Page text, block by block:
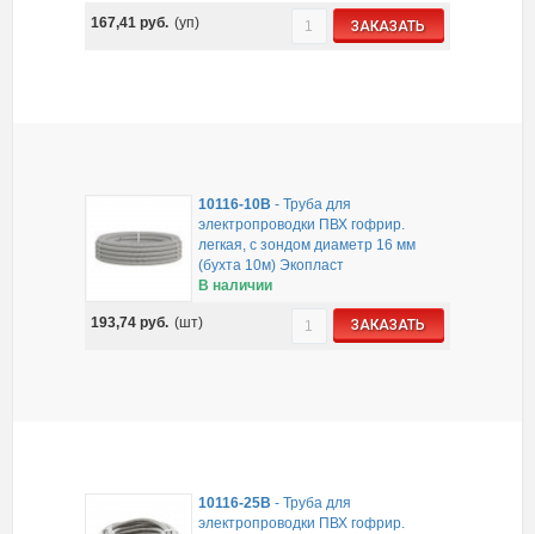
167,41руб. (уп) ЗАКАЗАТЬ
10116-10B -Труба для
электропроводки ПВХ гофрир.
легкая, с зондом диаметр 16 мм
(бухта 10м) Экопласт
В наличии
193,74руб. (шт) ЗАКАЗАТЬ
10116-25B -Труба для
электропроводки ПВХ гофрир.